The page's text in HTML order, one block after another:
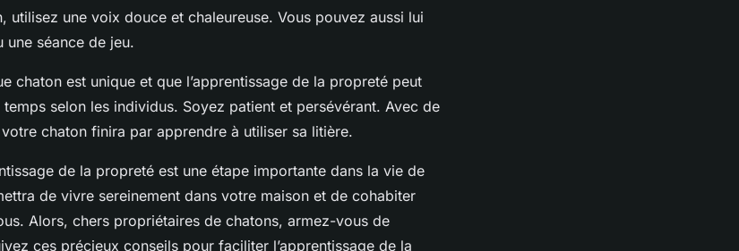
utilisez une voix douce et chaleureuse. Vous pouvez aussi lui
séance de jeu.
chaton est unique et que l’apprentissage de la propreté peut
selon les individus. Soyez patient et persévérant. Avec de
chaton finira par apprendre à utiliser sa litière.
de la propreté est une étape importante dans la vie de
de vivre sereinement dans votre maison et de cohabiter
Alors, chers propriétaires de chatons, armez-vous de
ces précieux conseils pour faciliter l’apprentissage de la